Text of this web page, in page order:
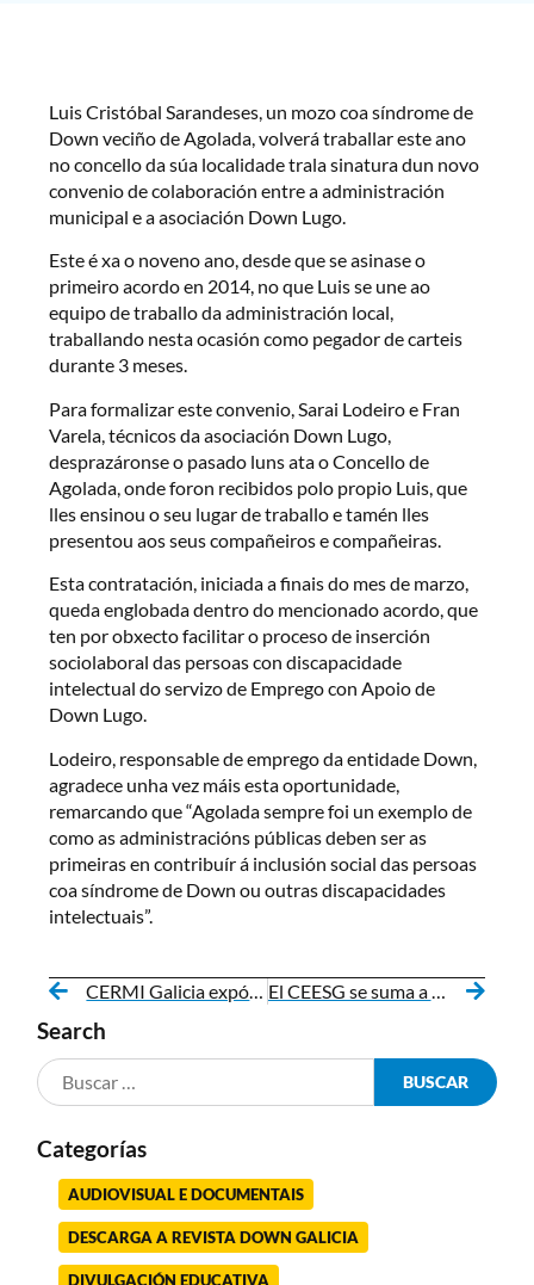
Luis Cristóbal Sarandeses, un mozo coa síndrome de
Down veciño de Agolada, volverá traballar este ano
no concello da súa localidade trala sinatura dun novo
convenio de colaboración entre a administración
municipal e a asociación Down Lugo.
Este é xa o noveno ano, desde que se asinase o
primeiro acordo en 2014, no que Luis se une ao
equipo de traballo da administración local,
traballando nesta ocasión como pegador de carteis
durante 3 meses.
Para formalizar este convenio, Sarai Lodeiro e Fran
Varela, técnicos da asociación Down Lugo,
desprazáronse o pasado luns ata o Concello de
Agolada, onde foron recibidos polo propio Luis, que
lles ensinou o seu lugar de traballo e tamén lles
presentou aos seus compañeiros e compañeiras.
Esta contratación, iniciada a finais do mes de marzo,
queda englobada dentro do mencionado acordo, que
ten por obxecto facilitar o proceso de inserción
sociolaboral das persoas con discapacidade
intelectual do servizo de Emprego con Apoio de
Down Lugo.
Lodeiro, responsable de emprego da entidade Down,
agradece unha vez máis esta oportunidade,
remarcando que “Agolada sempre foi un exemplo de
como as administracións públicas deben ser as
primeiras en contribuír á inclusión social das persoas
coa síndrome de Down ou outras discapacidades
intelectuais”.
Search
Categorías
AUDIOVISUAL E DOCUMENTAIS
DESCARGA A REVISTA DOWN GALICIA
DIVULGACIÓN EDUCATIVA